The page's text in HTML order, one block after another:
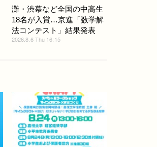
灘・渋幕など全国の中高生
18名が入賞…京進「数学解
法コンテスト」結果発表
2026.8.6 Thu 16:15